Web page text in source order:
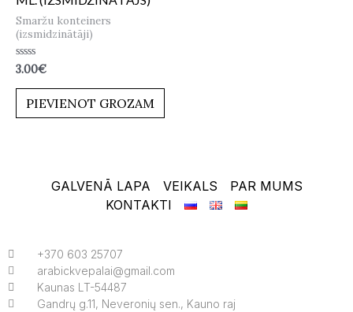
Smaržu konteiners
(izsmidzinātāji)
Novērtēts
0
3.00€
PIEVIENOT GROZAM
GALVENĀ LAPA VEIKALS
PAR MUMS
KONTAKTI
+370 603 25707
arabickvepalai@gmail.com
Kaunas LT-54487
Gandrų g.11, Neveronių sen., Kauno raj